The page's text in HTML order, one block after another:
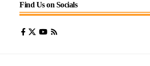
Find Us on Socials